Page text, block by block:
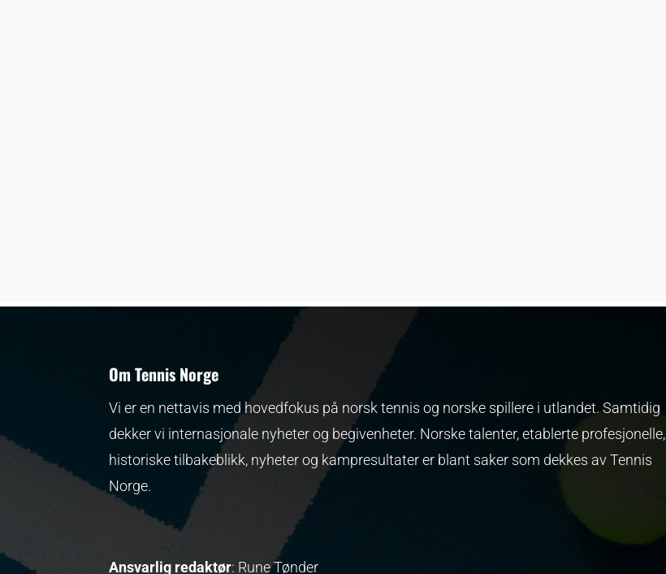
Om Tennis Norge
Vi er en nettavis med hovedfokus på norsk tennis og norske spillere i utlandet. Samtidig
dekker vi internasjonale nyheter og begivenheter. Norske talenter, etablerte profesjonelle,
historiske tilbakeblikk, nyheter og kampresultater er blant saker som dekkes av Tennis
Norge.
Ansvarlig redaktør: Rune Tønder